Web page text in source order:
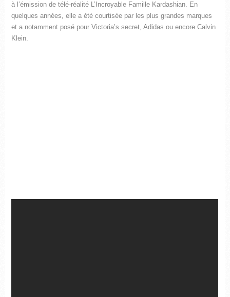
à l’émission de télé-réalité L’Incroyable Famille Kardashian. En
quelques années, elle a été courtisée par les plus grandes marques
et a notamment posé pour Victoria’s secret, Adidas ou encore Calvin
Klein.